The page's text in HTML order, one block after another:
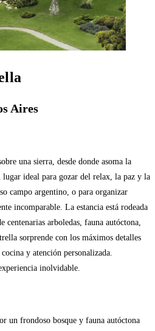
Aires
una sierra, desde donde asoma la
lugar ideal para gozar del relax, la paz y la
campo argentino, o para organizar
incomparable. La estancia está rodeada
arboledas, fauna autóctona,
sorprende con los máximos detalles
y atención personalizada.
inolvidable.
un frondoso bosque y fauna autóctona